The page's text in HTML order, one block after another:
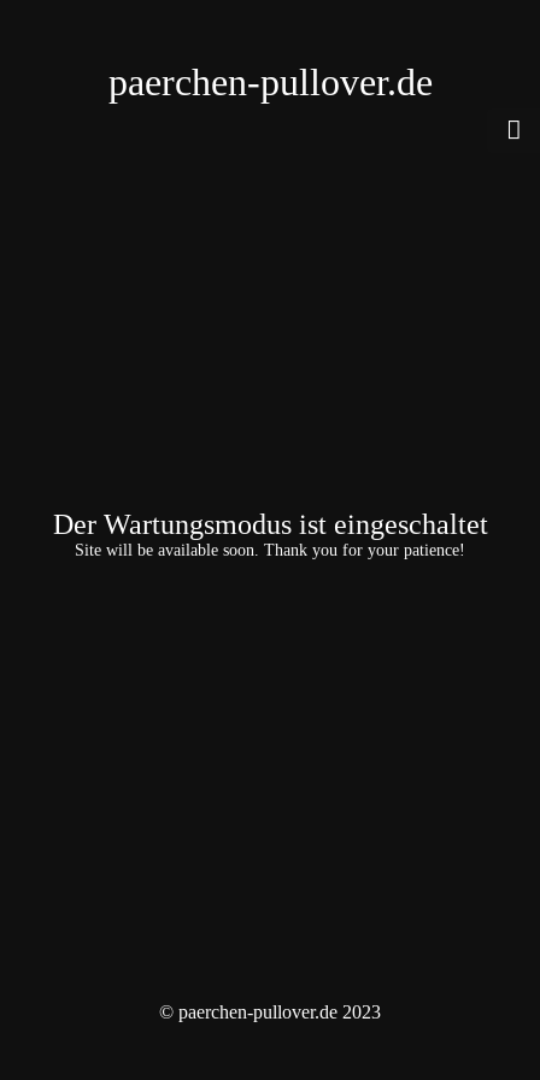
paerchen-pullover.de
Der Wartungsmodus ist eingeschaltet
Site will be available soon. Thank you for your patience!
© paerchen-pullover.de 2023